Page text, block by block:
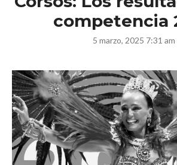
competencia
5 marzo, 2025 7:31 am